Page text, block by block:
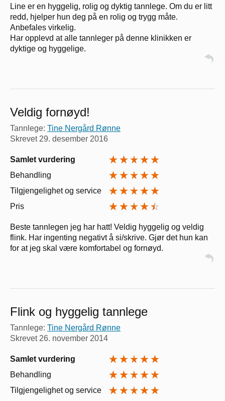
Line er en hyggelig, rolig og dyktig tannlege. Om du er litt
redd, hjelper hun deg på en rolig og trygg måte.
Anbefales virkelig.
Har opplevd at alle tannleger på denne klinikken er
dyktige og hyggelige.
Veldig fornøyd!
Tannlege: Tine Nergård Rønne
Skrevet29. desember 2016
Samlet vurdering
Behandling
Tilgjengelighet og service
Pris
Beste tannlegen jeg har hatt! Veldig hyggelig og veldig
flink. Har ingenting negativt å si/skrive. Gjør det hun kan
for at jeg skal være komfortabel og fornøyd.
Flink og hyggelig tannlege
Tannlege: Tine Nergård Rønne
Skrevet26. november 2014
Samlet vurdering
Behandling
Tilgjengelighet og service